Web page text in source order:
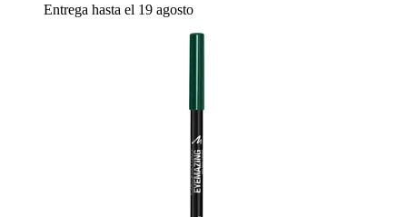
Entrega hasta el 19 agosto